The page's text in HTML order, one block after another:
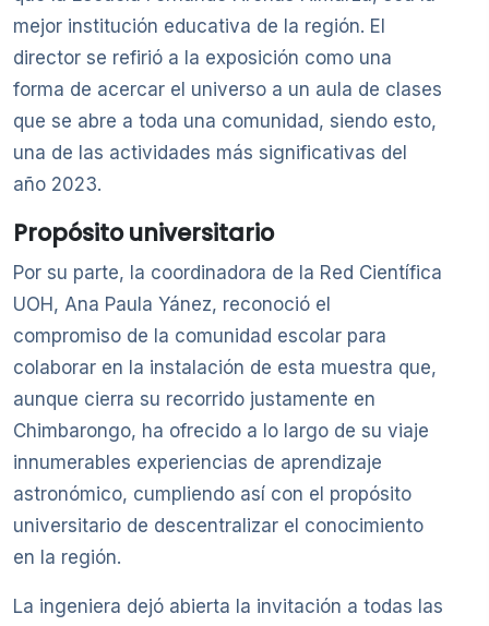
mejor institución educativa de la región. El
director se refirió a la exposición como una
forma de acercar el universo a un aula de clases
que se abre a toda una comunidad, siendo esto,
una de las actividades más significativas del
año 2023.
Propósito universitario
Por su parte, la coordinadora de la Red Científica
UOH, Ana Paula Yánez, reconoció el
compromiso de la comunidad escolar para
colaborar en la instalación de esta muestra que,
aunque cierra su recorrido justamente en
Chimbarongo, ha ofrecido a lo largo de su viaje
innumerables experiencias de aprendizaje
astronómico, cumpliendo así con el propósito
universitario de descentralizar el conocimiento
en la región.
La ingeniera dejó abierta la invitación a todas las